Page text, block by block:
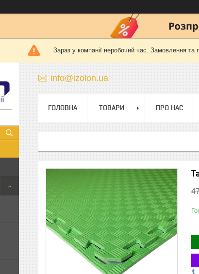
Зараз у компанії неробочий час. Замовлення та
info@izolon.ua
ГОЛОВНА ТОВАРИ ПРО НАС